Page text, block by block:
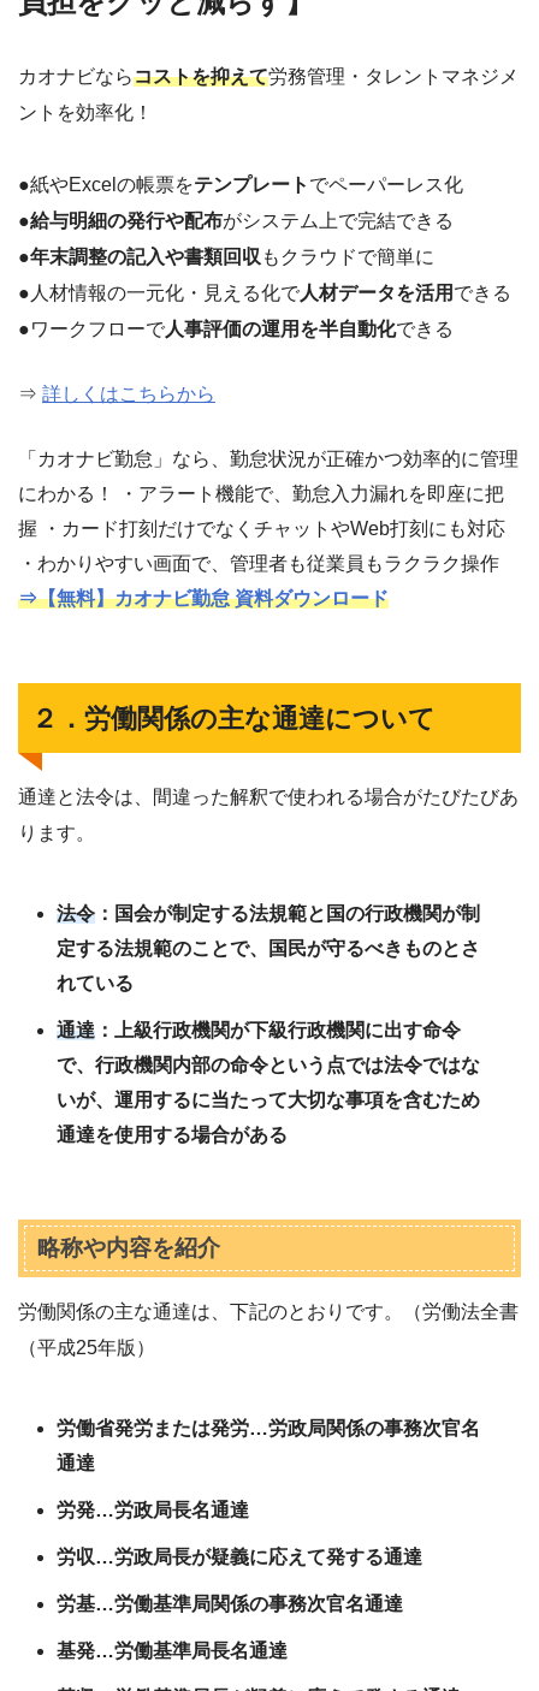
カオナビならコストを抑えて労務管理・タレントマネジメ
ントを効率化！
●紙やExcelの帳票をテンプレート でペーパーレス化
●給与明細の発行や配布がシステム上で完結できる
●年末調整の記入や書類回収もクラウドで簡単に
●人材情報の一元化・見える化で人材データを活用 できる
●ワークフローで人事評価の運用を半自動化できる
⇒ 詳しくはこちらから
「カオナビ勤怠」なら、勤怠状況が正確かつ効率的に管理
にわかる！ ・アラート機能で、勤怠入力漏れを即座に把
握 ・カード打刻だけでなくチャットやWeb打刻にも対応
・わかりやすい画面で、管理者も従業員もラクラク操作
⇒【無料】カオナビ勤怠 資料ダウンロード
２．労働関係の主な通達について
通達と法令は、間違った解釈で使われる場合がたびたびあ
ります。
法令 ：国会が制定する法規範と国の行政機関が制
定する法規範のことで、国民が守るべきものとさ
れている
通達 ：上級行政機関が下級行政機関に出す命令
で、行政機関内部の命令という点では法令ではな
いが、運用するに当たって大切な事項を含むため
通達を使用する場合がある
略称や内容を紹介
労働関係の主な通達は、下記のとおりです。（労働法全書
（平成25年版）
労働省発労または発労…労政局関係の事務次官名
通達
労発…労政局長名通達
労収…労政局長が疑義に応えて発する通達
労基…労働基準局関係の事務次官名通達
基発…労働基準局長名通達